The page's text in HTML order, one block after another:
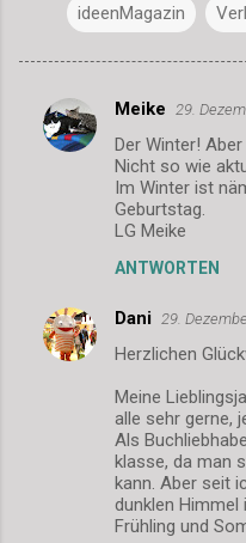
ideenMagazin
K
o
t
a
Meike 29.
Der Winter!
Nicht so wie
Im Winter ist
Geburtstag.
LG Meike
ANTWORTEN
Dani 29.
Herzlichen
Meine
alle sehr gerne,
Als
klasse, da man
kann. Aber seit
dunklen Himmel
Frühling und